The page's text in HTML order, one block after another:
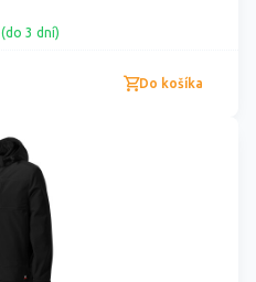
3 dní)
Do košíka